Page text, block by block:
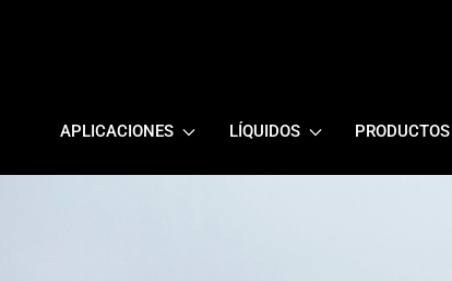
APLICACIONES LÍQUIDOS PRODUCTOS